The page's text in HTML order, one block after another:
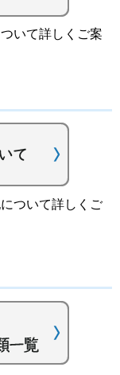
いて詳しくご案
ついて詳しくご